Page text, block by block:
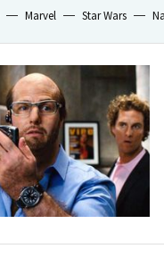
Marvel Star Wars